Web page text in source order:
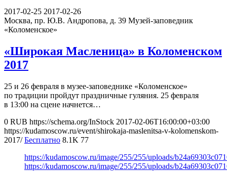
2017-02-25 2017-02-26
Москва, пр. Ю.В. Андропова, д. 39 Музей-заповедник
«Коломенское»
«Широкая Масленица» в Коломенском
2017
25 и 26 февраля в музее-заповеднике «Коломенское»
по традиции пройдут праздничные гуляния. 25 февраля
в 13:00 на сцене начнется…
0 RUB https://schema.org/InStock 2017-02-06T16:00:00+03:00
https://kudamoscow.ru/event/shirokaja-maslenitsa-v-kolomenskom-
2017/ Бесплатно 8.1K 77
https://kudamoscow.ru/image/255/255/uploads/
https://kudamoscow.ru/image/255/255/uploads/